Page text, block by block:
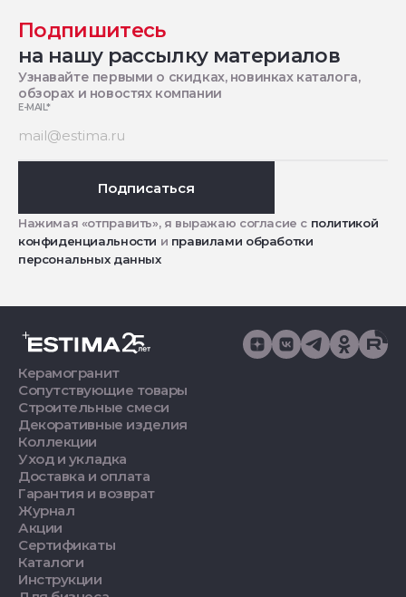
Подпишитесь
на нашу рассылку материалов
Узнавайте первыми о скидках, новинках каталога,
обзорах и новостях компании
E-MAIL*
Подписаться
Нажимая «отправить», я выражаю согласие с политикой
конфиденциальности и правилами обработки
персональных данных
Керамогранит
Сопутствующие товары
Строительные смеси
Декоративные изделия
Коллекции
Уход и укладка
Доставка и оплата
Гарантия и возврат
Журнал
Акции
Сертификаты
Каталоги
Инструкции